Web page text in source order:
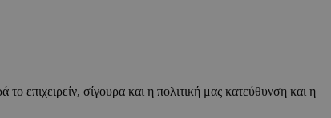
επιχειρείν, σίγουρα και η πολιτική μας κατεύθυνση και η